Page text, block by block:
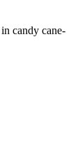
candy cane-